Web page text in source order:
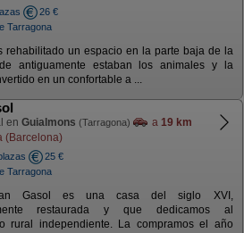
26 €
Tarragona
rehabilitado un espacio en la parte baja de la
antiguamente estaban los animales y la
en un confortable a ...
en Guialmons (Tarragona) a 19 km
(Barcelona)
25 €
Tarragona
Gasol es una casa del siglo XVI,
restaurada y que dedicamos al
rural independiente. La compramos el año